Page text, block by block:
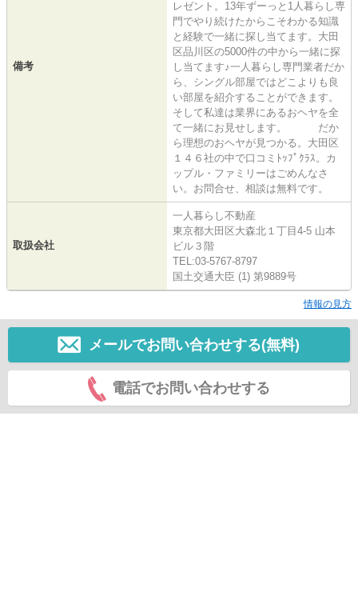
備考
レゼント。13年ずーっと1人暮らし専
門でやり続けたからこそわかる知識
と経験で一緒に探し当てます。大田
区品川区の5000件の中から一緒に探
し当てます♪一人暮らし専門業者だか
ら、シングル部屋ではどこよりも良
い部屋を紹介することができます。
そして私達は業界にあるおヘヤを全
て一緒にお見せします。 だか
ら理想のおヘヤが見つかる。大田区
１４６社の中で口コミﾄｯﾌﾟｸﾗｽ。カ
ップル・ファミリーはごめんなさ
い。お問合せ、相談は無料です。
取扱会社
一人暮らし不動産
東京都大田区大森北１丁目4-5 山本
ビル３階
TEL:03-5767-8797
国土交通大臣 (1) 第9889号
情報の見方
メールでお問い合わせする(無料)
電話でお問い合わせする